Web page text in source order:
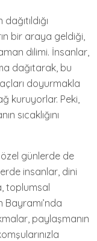
bir araya geldiği,
dilimi. İnsanlar,
dağıtarak, bu
doyurmakla
kuruyorlar. Peki,
sıcaklığını
günlerde de
insanlar, dini
toplumsal
Bayramı’nda
paylaşmanın